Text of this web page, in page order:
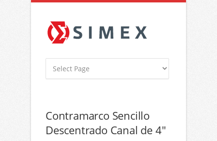
Contramarco Sencillo
Descentrado Canal de 4″